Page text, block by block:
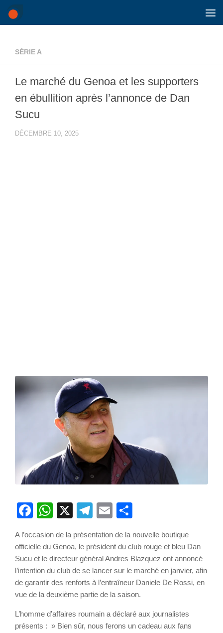
Skip to content
SÉRIE A
Le marché du Genoa et les supporters
en ébullition après l’annonce de Dan
Sucu
DÉCEMBRE 10, 2025
Facebook
WhatsApp
X Telegram
Email
A l’occasion de la présentation de la nouvelle boutique
officielle du Genoa, le président du club rouge et bleu Dan
Sucu et le directeur général Andres Blazquez ont annoncé
l’intention du club de se lancer sur le marché en janvier, afin
de garantir des renforts à l’entraîneur Daniele De Rossi, en
vue de la deuxième partie de la saison.
L’homme d’affaires roumain a déclaré aux journalistes
présents : » Bien sûr, nous ferons un cadeau aux fans